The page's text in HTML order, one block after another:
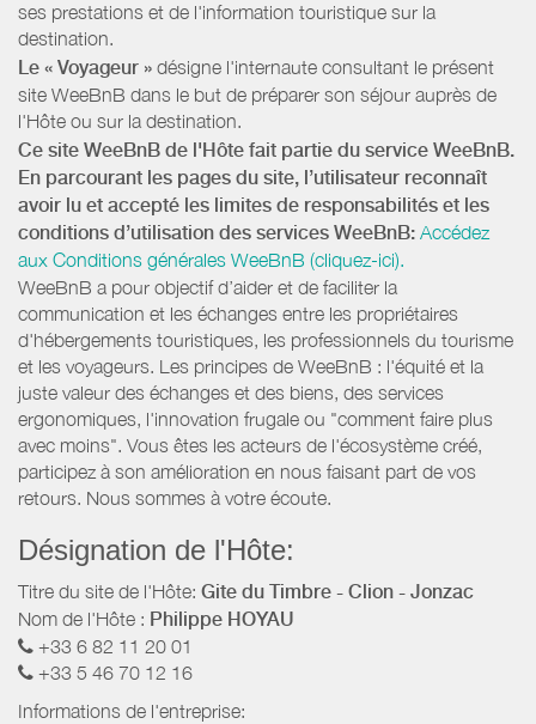
ses prestations et de l'information touristique sur la
destination.
Le « Voyageur » désigne l'internaute consultant le présent
site WeeBnB dans le but de préparer son séjour auprès de
l'Hôte ou sur la destination.
Ce site WeeBnB de l'Hôte fait partie du service WeeBnB.
En parcourant les pages du site, l’utilisateur reconnaît
avoir lu et accepté les limites de responsabilités et les
conditions d’utilisation des services WeeBnB: Accédez
aux Conditions générales WeeBnB (cliquez-ici).
WeeBnB a pour objectif d’aider et de faciliter la
communication et les échanges entre les propriétaires
d'hébergements touristiques, les professionnels du tourisme
et les voyageurs. Les principes de WeeBnB : l'équité et la
juste valeur des échanges et des biens, des services
ergonomiques, l'innovation frugale ou "comment faire plus
avec moins". Vous êtes les acteurs de l'écosystème créé,
participez à son amélioration en nous faisant part de vos
retours. Nous sommes à votre écoute.
Désignation de l'Hôte:
Titre du site de l'Hôte: Gite du Timbre - Clion - Jonzac
Nom de l'Hôte : Philippe HOYAU
+33 6 82 11 20 01
+33 5 46 70 12 16
Informations de l'entreprise: